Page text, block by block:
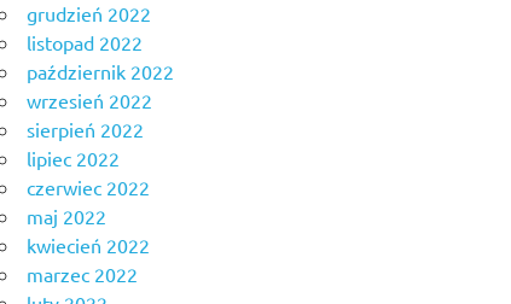
grudzień 2022
listopad 2022
październik 2022
wrzesień 2022
sierpień 2022
lipiec 2022
czerwiec 2022
maj 2022
kwiecień 2022
marzec 2022